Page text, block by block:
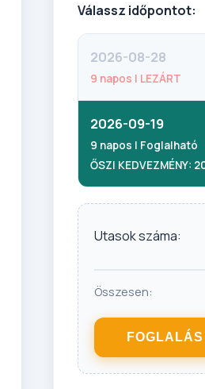
Válassz időpontot:
2026-08-28
9 napos | LEZÁRT
2026-09-19
9 napos | Foglalható
ŐSZI KEDVEZMÉNY:
Utasok száma:
Összesen: